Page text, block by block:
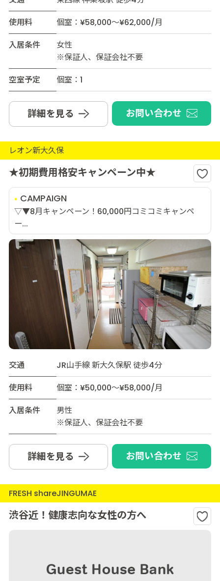
使用料
個室：¥58,000～¥62,000/月
入居条件
女性
※保証人、保証会社不要
空室予定
個室：1
詳細を見る お問い合わせ
レオン新大久保
★初期費用格安キャンペーン中★
CAMPAIGN
▽▼8月キャンペーン！60,000円コミコミキャンペ
ー...
交通
JR山手線 新大久保駅 徒歩4分
使用料
個室：¥50,000～¥58,000/月
入居条件
男性
※保証人、保証会社不要
詳細を見る お問い合わせ
FRESH shareJINGUMAE
渋谷近！健康志向な女性の方へ